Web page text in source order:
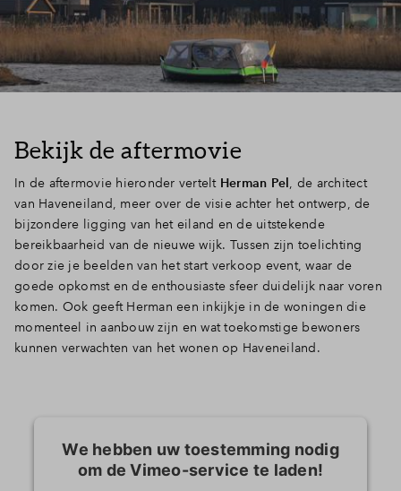
Bekijk de aftermovie
In de aftermovie hieronder vertelt Herman Pel , de architect
van Haveneiland, meer over de visie achter het ontwerp, de
bijzondere ligging van het eiland en de uitstekende
bereikbaarheid van de nieuwe wijk. Tussen zijn toelichting
door zie je beelden van het start verkoop event, waar de
goede opkomst en de enthousiaste sfeer duidelijk naar voren
komen. Ook geeft Herman een inkijkje in de woningen die
momenteel in aanbouw zijn en wat toekomstige bewoners
kunnen verwachten van het wonen op Haveneiland.
We hebben uw toestemming nodig
om de Vimeo-service te laden!